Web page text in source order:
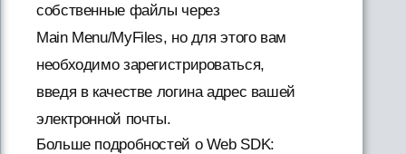
собственные файлы через
Main Menu/MyFiles, но для этого вам
необходимо зарегистрироваться,
введя в качестве логина адрес вашей
электронной почты.
Больше подробностей о Web SDK: